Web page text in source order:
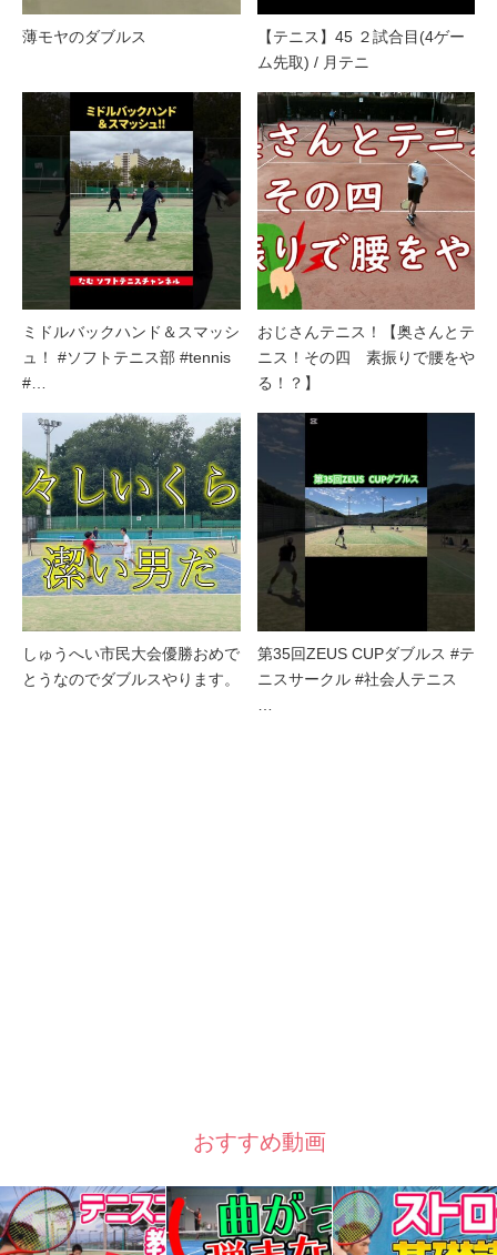
薄モヤのダブルス
【テニス】45 ２試合目(4ゲー
ム先取) / 月テニ
ミドルバックハンド＆スマッシ
ュ！ #ソフトテニス部 #tennis
#…
おじさんテニス！【奥さんとテ
ニス！その四 素振りで腰をや
る！？】
しゅうへい市民大会優勝おめで
とうなのでダブルスやります。
第35回ZEUS CUPダブルス #テ
ニスサークル #社会人テニス
おすすめ動画